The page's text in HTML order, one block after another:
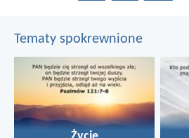
Tematy spokrewnione